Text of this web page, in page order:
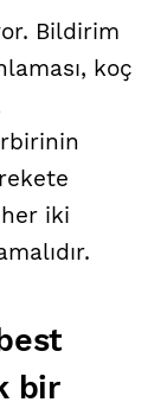
Bildirim
koç
iki
bir